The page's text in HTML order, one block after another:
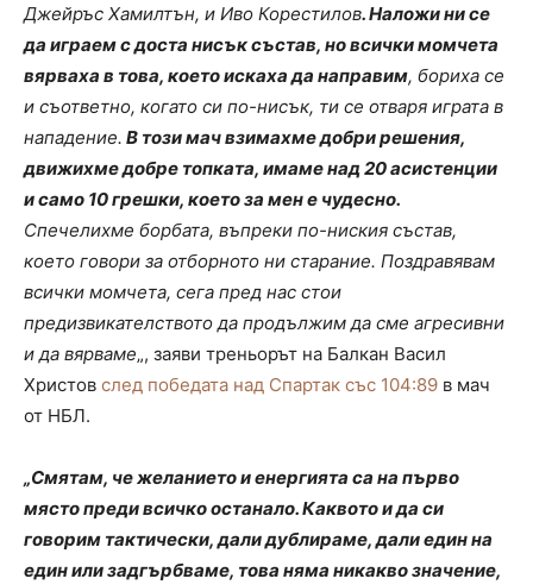
Джейръс Хамилтън, и Иво Корестилов. Наложи ни се
да играем с доста нисък състав, но всички момчета
вярваха в това, което искаха да направим, бориха се
и съответно, когато си по-нисък, ти се отваря играта в
нападение. В този мач взимахме добри решения,
движихме добре топката, имаме над 20 асистенции
и само 10 грешки, което за мен е чудесно.
Спечелихме борбата, въпреки по-ниския състав,
което говори за отборното ни старание. Поздравявам
всички момчета, сега пред нас стои
предизвикателството да продължим да сме агресивни
и да вярваме„, заяви треньорът на Балкан Васил
Христов след победата над Спартак със 104:89 в мач
от НБЛ.
„Смятам, че желанието и енергията са на първо
място преди всичко останало. Каквото и да си
говорим тактически, дали дублираме, дали един на
един или задгърбваме, това няма никакво значение,